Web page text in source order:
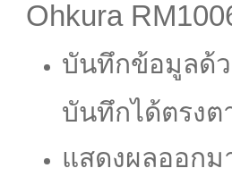
Ohkura
บันทึกข้อมูลด้
บันทึกได้ตรงต
แสดงผลออกม